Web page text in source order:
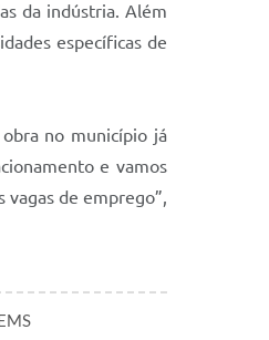
da indústria. Além
específicas de
no município já
e vamos
vagas de emprego”,